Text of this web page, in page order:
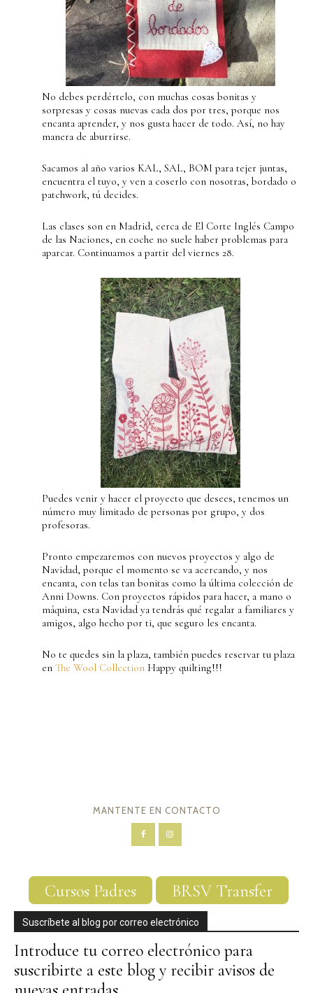
No debes perdértelo, con muchas cosas bonitas y
sorpresas y cosas nuevas cada dos por tres, porque nos
encanta aprender, y nos gusta hacer de todo. Así, no hay
manera de aburrirse.
Sacamos al año varios KAL, SAL, BOM para tejer juntas,
encuentra el tuyo, y ven a coserlo con nosotras, bordado o
patchwork, tú decides.
Las clases son en Madrid, cerca de El Corte Inglés Campo
de las Naciones, en coche no suele haber problemas para
aparcar. Continuamos a partir del viernes 28.
Puedes venir y hacer el proyecto que desees, tenemos un
número muy limitado de personas por grupo, y dos
profesoras.
Pronto empezaremos con nuevos proyectos y algo de
Navidad, porque el momento se va acercando, y nos
encanta, con telas tan bonitas como la última colección de
Anni Downs. Con proyectos rápidos para hacer, a mano o
máquina, esta Navidad ya tendrás qué regalar a familiares y
amigos, algo hecho por ti, que seguro les encanta.
No te quedes sin la plaza, también puedes reservar tu plaza
en The Wool Collection Happy quilting!!!
MANTENTE EN CONTACTO
Cursos Padres BRSV Transfer
Suscríbete al blog por correo electrónico
Introduce tu correo electrónico para
suscribirte a este blog y recibir avisos de